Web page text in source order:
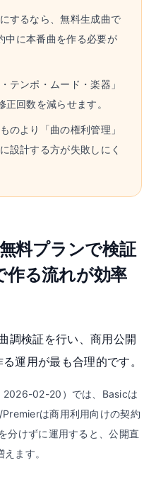
するなら、無料生成曲で
中に本番曲を作る必要が
テンポ・ムード・楽器」
回数を減らせます。
のより「曲の権利管理」
設計する方が失敗しにく
料プランで検証
作る流れが効率
調検証を行い、商用公開
運用が最も合理的です。
02-20）では、Basicは
は商用利用向けの契約
分けずに運用すると、公開直
ます。